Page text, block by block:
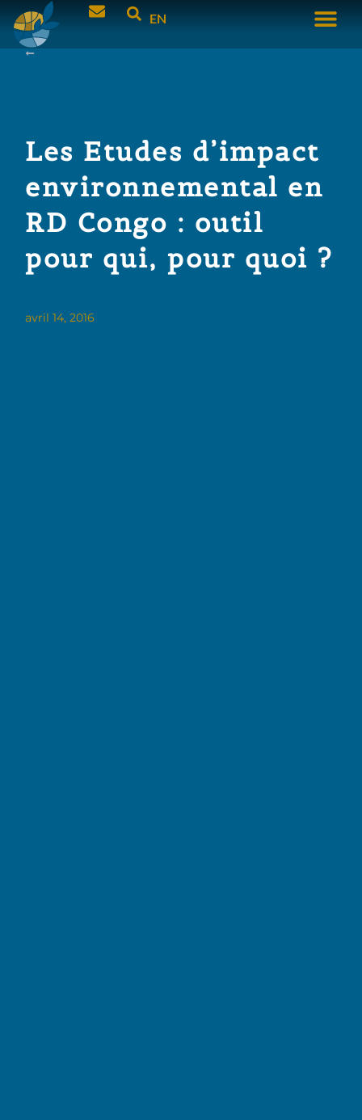
EN
Les Etudes d’impact
environnemental en
RD Congo : outil
pour qui, pour quoi ?
avril 14, 2016